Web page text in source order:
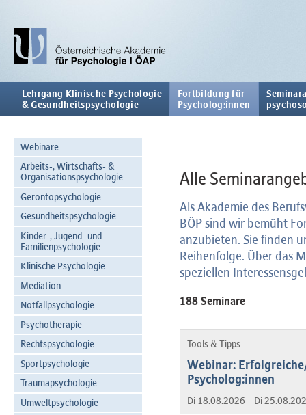
Lehrgang Klinische Psychologie
& Gesundheitspsychologie
Fortbildung für
Psycholog:innen
Webinare
Arbeits-, Wirtschafts- &
Organisationspsychologie
Gerontopsychologie
Gesundheitspsychologie
Kinder-, Jugend- und
Familienpsychologie
Klinische Psychologie
Mediation
Notfallpsychologie
Psychotherapie
Rechtspsychologie
Sportpsychologie
Traumapsychologie
Umweltpsychologie
Alle
Als Akademie des
BÖP sind wir bemüht
anzubieten. Sie finden
Reihenfolge. Über das
speziellen
188 Seminare
Tools & Tipps
Webinar:
Psycholog:innen
Di 18.08.2026 – Di